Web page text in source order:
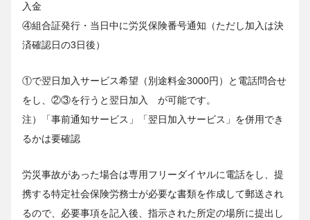
入金
④組合証発行・当日中に労災保険番号通知（ただし加入は決
済確認日の3日後）
①で翌日加入サービス希望（別途料金3000円）と電話問合せ
をし、②③を行うと翌日加入 が可能です。
注）「事前通知サービス」「翌日加入サービス」を併用でき
るかは要確認
労災事故があった場合は専用フリーダイヤルに電話をし、提
携する特定社会保険労務士が必要な書類を作成して郵送され
るので、必要事項を記入後、指示された所定の場所に提出し